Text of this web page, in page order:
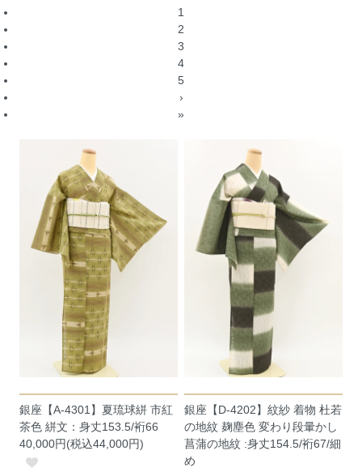
1
2
3
4
5
›
»
銀座【A-4301】夏琉球絣 市紅
茶色 絣文：身丈153.5/裄66
40,000円(税込44,000円)
銀座【D-4202】紋紗 着物 杜若
の地紋 麹塵色 変わり段暈かし
菖蒲の地紋 :身丈154.5/裄67/細
め